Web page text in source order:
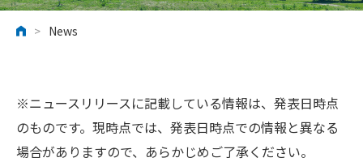
ホーム
> News
※ニュースリリースに記載している情報は、発表日時点
のものです。現時点では、発表日時点での情報と異なる
場合がありますので、あらかじめご了承ください。